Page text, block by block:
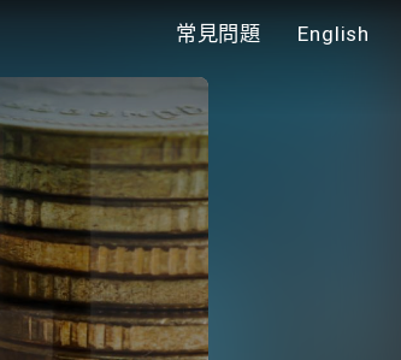
常見問題 English